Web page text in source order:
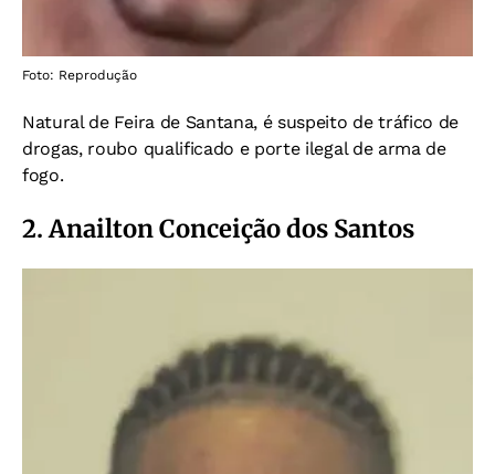
Foto: Reprodução
Natural de Feira de Santana, é suspeito de tráfico de
drogas, roubo qualificado e porte ilegal de arma de
fogo.
2. Anailton Conceição dos Santos